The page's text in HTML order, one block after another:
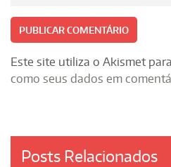
Este site utiliza o Akismet
como seus dados em
Posts Relacionados